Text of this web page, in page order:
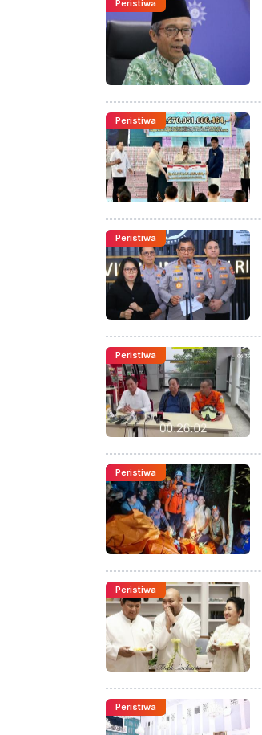
Peristiwa
Peristiwa
Peristiwa
Peristiwa
Peristiwa
Peristiwa
Peristiwa